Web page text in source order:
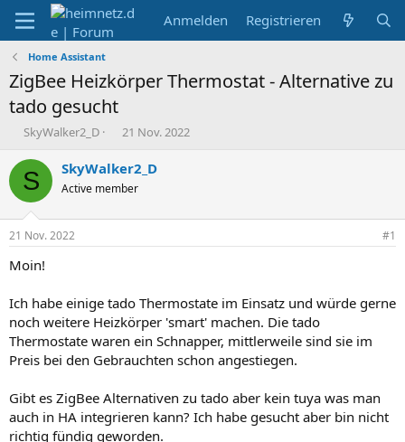
Anmelden Registrieren
Home Assistant
ZigBee Heizkörper Thermostat - Alternative zu
tado gesucht
E
s
t
e
r
SkyWalker2_D
E
s
t
e
t
21 Nov. 2022
S SkyWalker2_D
Active member
21 Nov. 2022 #1
Moin!
Ich habe einige tado Thermostate im Einsatz und würde gerne
noch weitere Heizkörper 'smart' machen. Die tado
Thermostate waren ein Schnapper, mittlerweile sind sie im
Preis bei den Gebrauchten schon angestiegen.
Gibt es ZigBee Alternativen zu tado aber kein tuya was man
auch in HA integrieren kann? Ich habe gesucht aber bin nicht
richtig fündig geworden.